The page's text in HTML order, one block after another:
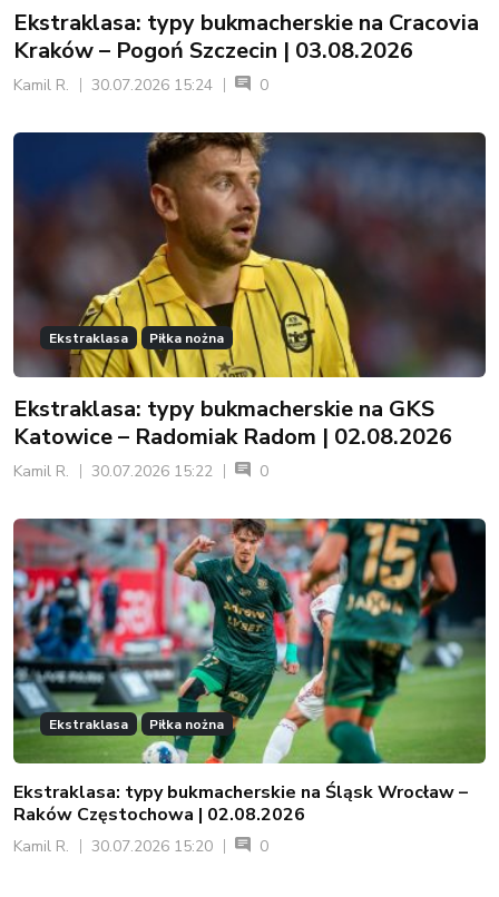
Ekstraklasa: typy bukmacherskie na Cracovia
Kraków – Pogoń Szczecin | 03.08.2026
Kamil R. 30.07.2026 15:24 0
Ekstraklasa Piłka nożna
Ekstraklasa: typy bukmacherskie na GKS
Katowice – Radomiak Radom | 02.08.2026
Kamil R. 30.07.2026 15:22 0
Ekstraklasa Piłka nożna
Ekstraklasa: typy bukmacherskie na Śląsk Wrocław –
Raków Częstochowa | 02.08.2026
Kamil R. 30.07.2026 15:20 0